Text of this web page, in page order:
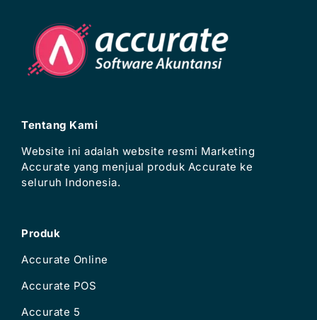
Tentang Kami
Website ini adalah website resmi Marketing
Accurate yang menjual produk Accurate ke
seluruh Indonesia.
Produk
Accurate Online
Accurate POS
Accurate 5